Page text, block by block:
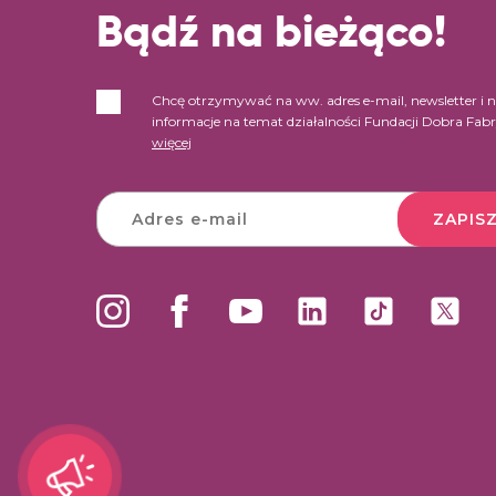
Bądź na bieżąco!
Chcę otrzymywać na ww. adres e-mail, newsletter i
informacje na temat działalności Fundacji Dobra
więcej